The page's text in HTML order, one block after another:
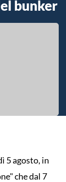
bunker
5 agosto, in
che dal 7